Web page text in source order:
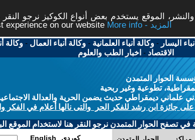
الموقع يستخدم بعض أنواع الكوكيز نرجو
experience on our website
More info - المزيد
اليسار -وكالة أنباء العلمانية -وكالة أنباء العمال -وكالة
الاقتصاد - اخبار الطب والعلوم
الحوار المتمدن
تطوعية وغير ربحية
علماني ديمقراطي حديث يضمن الحرية والعدالة
جائزة ابن رشد للفكر الحر والتى نالها أعلام في الفكر
في تصفح الحوار المتمدن نرجو النقر هنا لاستخدام الموقع
English كوردي